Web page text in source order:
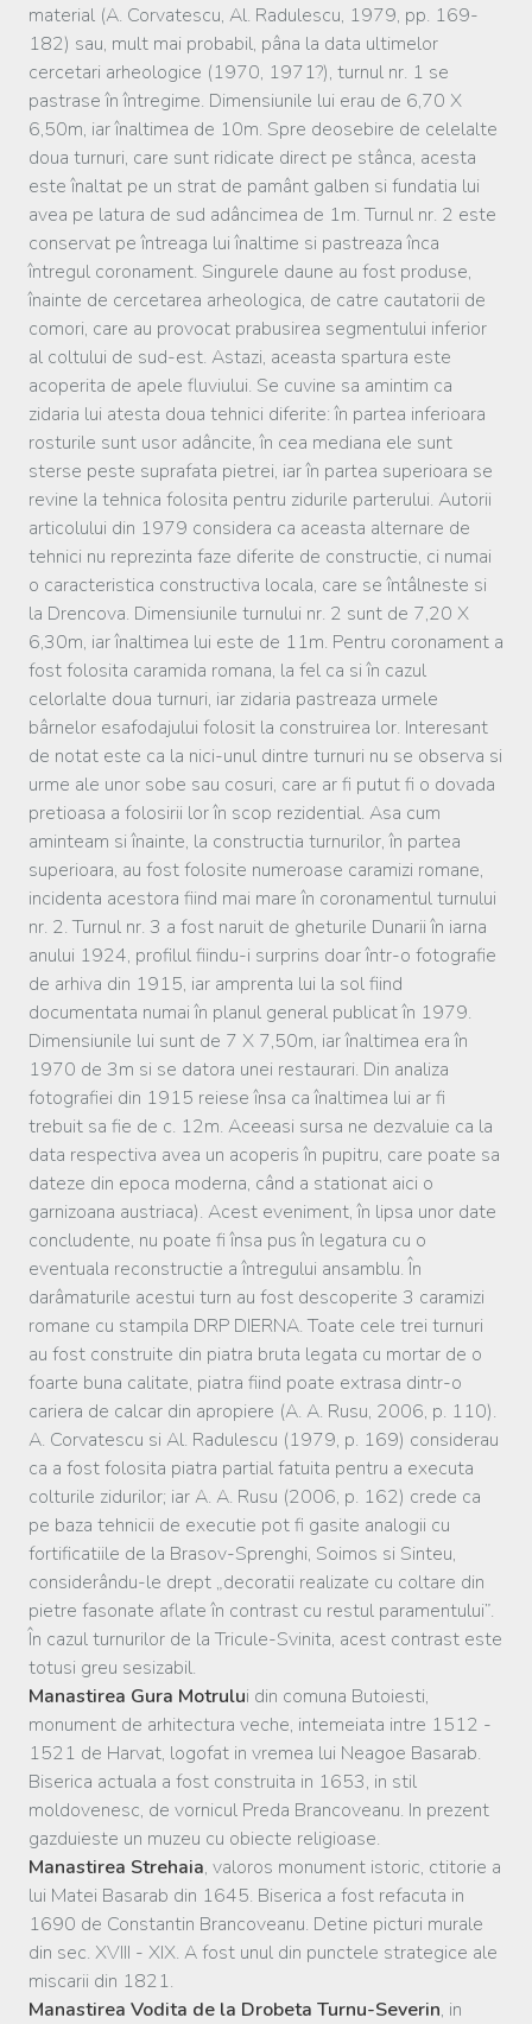
material (A. Corvatescu, Al. Radulescu, 1979, pp. 169-
182) sau, mult mai probabil, pâna la data ultimelor
cercetari arheologice (1970, 1971?), turnul nr. 1 se
pastrase în întregime. Dimensiunile lui erau de 6,70 X
6,50m, iar înaltimea de 10m. Spre deosebire de celelalte
doua turnuri, care sunt ridicate direct pe stânca, acesta
este înaltat pe un strat de pamânt galben si fundatia lui
avea pe latura de sud adâncimea de 1m. Turnul nr. 2 este
conservat pe întreaga lui înaltime si pastreaza înca
întregul coronament. Singurele daune au fost produse,
înainte de cercetarea arheologica, de catre cautatorii de
comori, care au provocat prabusirea segmentului inferior
al coltului de sud-est. Astazi, aceasta spartura este
acoperita de apele fluviului. Se cuvine sa amintim ca
zidaria lui atesta doua tehnici diferite: în partea inferioara
rosturile sunt usor adâncite, în cea mediana ele sunt
sterse peste suprafata pietrei, iar în partea superioara se
revine la tehnica folosita pentru zidurile parterului. Autorii
articolului din 1979 considera ca aceasta alternare de
tehnici nu reprezinta faze diferite de constructie, ci numai
o caracteristica constructiva locala, care se întâlneste si
la Drencova. Dimensiunile turnului nr. 2 sunt de 7,20 X
6,30m, iar înaltimea lui este de 11m. Pentru coronament a
fost folosita caramida romana, la fel ca si în cazul
celorlalte doua turnuri, iar zidaria pastreaza urmele
bârnelor esafodajului folosit la construirea lor. Interesant
de notat este ca la nici-unul dintre turnuri nu se observa si
urme ale unor sobe sau cosuri, care ar fi putut fi o dovada
pretioasa a folosirii lor în scop rezidential. Asa cum
aminteam si înainte, la constructia turnurilor, în partea
superioara, au fost folosite numeroase caramizi romane,
incidenta acestora fiind mai mare în coronamentul turnului
nr. 2. Turnul nr. 3 a fost naruit de gheturile Dunarii în iarna
anului 1924, profilul fiindu-i surprins doar într-o fotografie
de arhiva din 1915, iar amprenta lui la sol fiind
documentata numai în planul general publicat în 1979.
Dimensiunile lui sunt de 7 X 7,50m, iar înaltimea era în
1970 de 3m si se datora unei restaurari. Din analiza
fotografiei din 1915 reiese însa ca înaltimea lui ar fi
trebuit sa fie de c. 12m. Aceeasi sursa ne dezvaluie ca la
data respectiva avea un acoperis în pupitru, care poate sa
dateze din epoca moderna, când a stationat aici o
garnizoana austriaca). Acest eveniment, în lipsa unor date
concludente, nu poate fi însa pus în legatura cu o
eventuala reconstructie a întregului ansamblu. În
darâmaturile acestui turn au fost descoperite 3 caramizi
romane cu stampila DRP DIERNA. Toate cele trei turnuri
au fost construite din piatra bruta legata cu mortar de o
foarte buna calitate, piatra fiind poate extrasa dintr-o
cariera de calcar din apropiere (A. A. Rusu, 2006, p. 110).
A. Corvatescu si Al. Radulescu (1979, p. 169) considerau
ca a fost folosita piatra partial fatuita pentru a executa
colturile zidurilor; iar A. A. Rusu (2006, p. 162) crede ca
pe baza tehnicii de executie pot fi gasite analogii cu
fortificatiile de la Brasov-Sprenghi, Soimos si Sinteu,
considerându-le drept „decoratii realizate cu coltare din
pietre fasonate aflate în contrast cu restul paramentului”.
În cazul turnurilor de la Tricule-Svinita, acest contrast este
totusi greu sesizabil.
Manastirea Gura Motrului din comuna Butoiesti,
monument de arhitectura veche, intemeiata intre 1512 -
1521 de Harvat, logofat in vremea lui Neagoe Basarab.
Biserica actuala a fost construita in 1653, in stil
moldovenesc, de vornicul Preda Brancoveanu. In prezent
gazduieste un muzeu cu obiecte religioase.
Manastirea Strehaia, valoros monument istoric, ctitorie a
lui Matei Basarab din 1645. Biserica a fost refacuta in
1690 de Constantin Brancoveanu. Detine picturi murale
din sec. XVIII - XIX. A fost unul din punctele strategice ale
miscarii din 1821.
Manastirea Vodita de la Drobeta Turnu-Severin, in